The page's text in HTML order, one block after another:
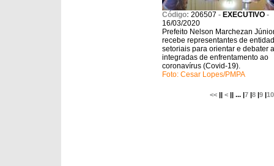
Código: 206507 - EXECUTIVO -
16/03/2020
Prefeito Nelson Marchezan
recebe representantes de
setoriais para orientar e debater
integradas de enfrentamento ao
coronavírus (Covid-19).
Foto: Cesar Lopes/PMPA
<<|| <|| ... |7|8|9|10